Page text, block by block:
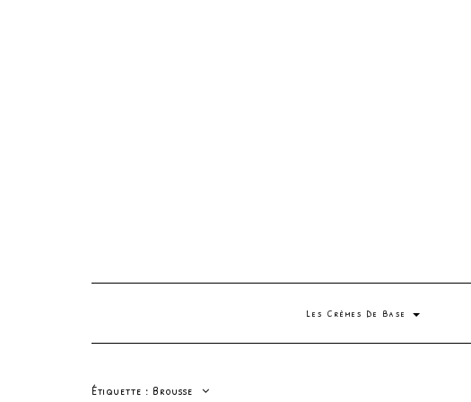
Les Crèmes De Base
Étiquette : Brousse